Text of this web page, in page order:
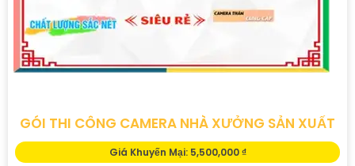
GÓI THI CÔNG CAMERA NHÀ XƯỞNG SẢN XUẤT
Giá Khuyến Mại: 5,500,000 ₫